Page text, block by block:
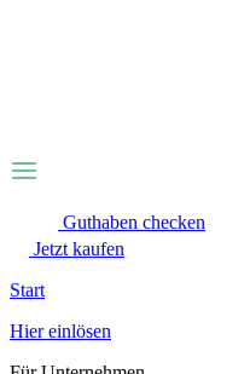
Guthaben checken
Jetzt kaufen
Start
Hier einlösen